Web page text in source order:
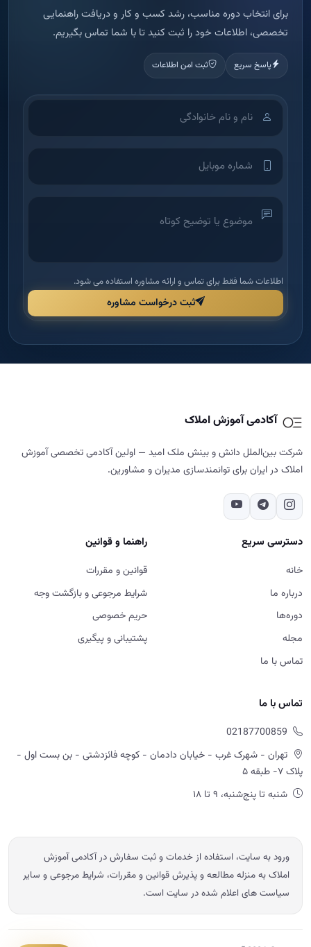
برای انتخاب دوره مناسب، رشد کسب و کار و دریافت راهنمایی
تخصصی، اطلاعات خود را ثبت کنید تا با شما تماس بگیریم.
پاسخ سریع ثبت امن اطلاعات
اطلاعات شما فقط برای تماس و ارائه مشاوره استفاده می شود.
ثبت درخواست مشاوره
آکادمی آموزش املاک
شرکت بین‌الملل دانش و بینش ملک امید — اولین آکادمی تخصصی آموزش
املاک در ایران برای توانمندسازی مدیران و مشاورین.
دسترسی سریع
خانه
درباره ما
دوره‌ها
مجله
تماس با ما
راهنما و قوانین
قوانین و مقررات
شرایط مرجوعی و بازگشت وجه
حریم خصوصی
پشتیبانی و پیگیری
تماس با ما
02187700859
تهران - شهرک غرب - خیابان دادمان - کوچه فائزدشتی - بن بست اول -
پلاک ۷- طبقه ۵
شنبه تا پنج‌شنبه، ۹ تا ۱۸
ورود به سایت، استفاده از خدمات و ثبت سفارش در آکادمی آموزش
املاک به منزله مطالعه و پذیرش قوانین و مقررات، شرایط مرجوعی و سایر
سیاست های اعلام شده در سایت است.